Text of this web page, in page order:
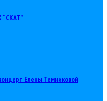
“СКАТ”
Елены Темниковой